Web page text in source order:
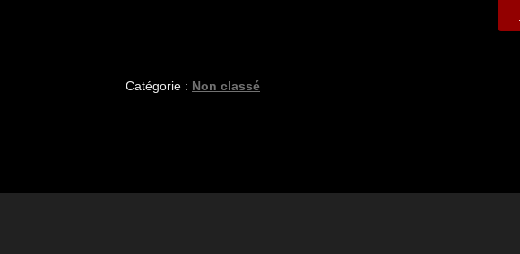
Catégorie : Non classé